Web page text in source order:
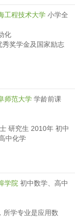
工程技术大学 小学全
化
奖学金及国家励志
师范大学 学龄前课
研究生 2010年 初中
中化学
学院 初中数学、高中
所学专业是应用数